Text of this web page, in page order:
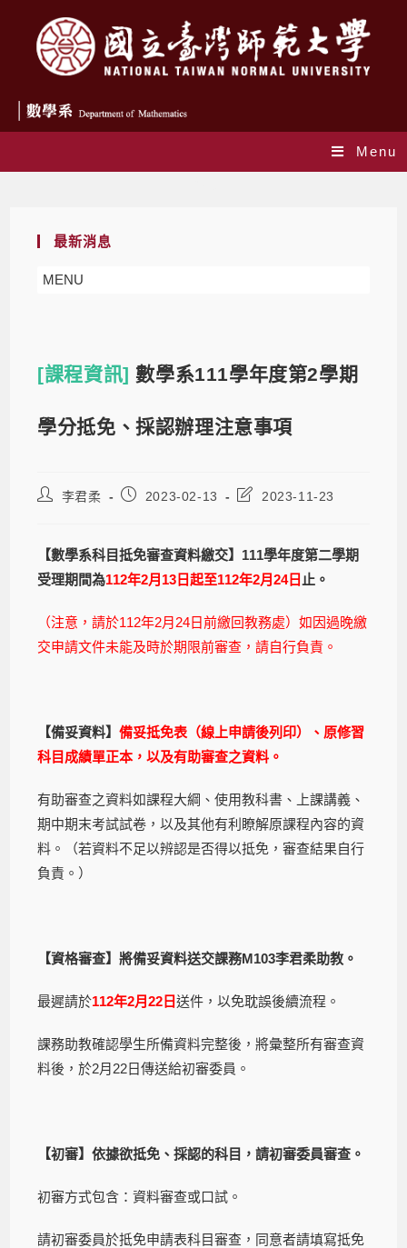
Menu
最新消息
MENU
[課程資訊] 數學系111學年度第2學期
學分抵免、採認辦理注意事項
李君柔 2023-02-13 2023-11-23
【數學系科目抵免審查資料繳交】 111學年度第二學期
受理期間為112年2月 13 日起至112年2月24日 止。
（注意，請於112年2月24日前繳回教務處）如因過晚繳
交申請文件未能及時於期限前審查，請自行負責。
【備妥資料】備妥抵免表（線上申請後列印）、原修習
科目成績單正本，以及有助審查之資料。
有助審查之資料如課程大綱、使用教科書、上課講義、
期中期末考試試卷，以及其他有利瞭解原課程內容的資
料。（若資料不足以辨認是否得以抵免，審查結果自行
負責。）
【資格審查】將備妥資料送交課務M103李君柔助教。
最遲請於112年2月22 日送件，以免耽誤後續流程。
課務助教確認學生所備資料完整後，將彙整所有審查資
料後，於2月22日傳送給初審委員。
【初審】依據欲抵免、採認的科目，請初審委員審查。
初審方式包含：資料審查或口試。
請初審委員於抵免申請表科目審查，同意者請填寫抵免